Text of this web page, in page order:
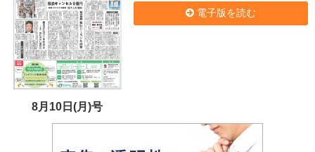
8月10日(月)号
電子版を読む